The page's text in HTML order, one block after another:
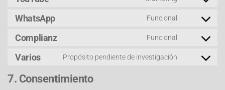
WhatsApp Funcional
Complianz Funcional
Varios Propósito pendiente de investigación
7. Consentimiento